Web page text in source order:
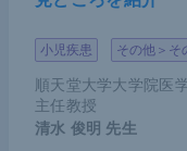
小児疾患 その他＞そ
順天堂大学大学院医
主任教授
清水 俊明 先生